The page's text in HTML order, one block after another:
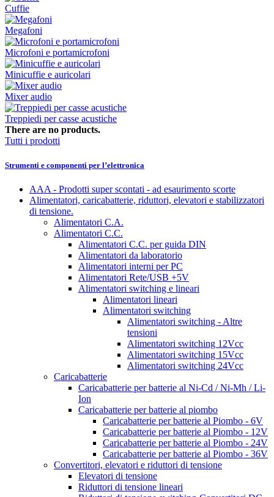
Cuffie
Megafoni
Microfoni e portamicrofoni
Minicuffie e auricolari
Mixer audio
Treppiedi per casse acustiche
There are no products.
Tutti i prodotti
Strumenti e componenti per l’elettronica
AAA - Prodotti super scontati - ad esaurimento scorte
Alimentatori, caricabatterie, riduttori, elevatori e stabilizzatori
di tensione.
Alimentatori C.A.
Alimentatori C.C.
Alimentatori C.C. per guida DIN
Alimentatori da laboratorio
Alimentatori interni per PC
Alimentatori Rete/USB +5V
Alimentatori switching e lineari
Alimentatori lineari
Alimentatori switching
Alimentatori switching - Altre
tensioni
Alimentatori switching 12Vcc
Alimentatori switching 15Vcc
Alimentatori switching 24Vcc
Caricabatterie
Caricabatterie per batterie al Ni-Cd / Ni-Mh / Li-
Ion
Caricabatterie per batterie al piombo
Caricabatterie per batterie al Piombo - 6V
Caricabatterie per batterie al Piombo - 12V
Caricabatterie per batterie al Piombo - 24V
Caricabatterie per batterie al Piombo - 36V
Convertitori, elevatori e riduttori di tensione
Elevatori di tensione
Riduttori di tensione lineari